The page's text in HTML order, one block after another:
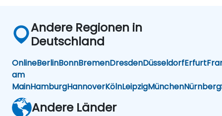
Andere Regionen in
Deutschland
OnlineBerlinBonnBremenDresdenDüsseldorfErfurt
am
MainHamburgHannoverKölnLeipzigMünchenNürnberg
Andere Länder